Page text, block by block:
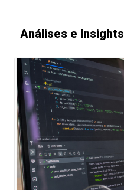
Análises e Insights